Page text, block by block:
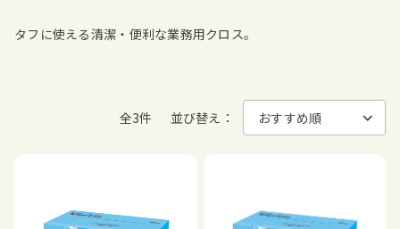
タフに使える清潔・便利な業務用クロス。
全3件 並び替え：